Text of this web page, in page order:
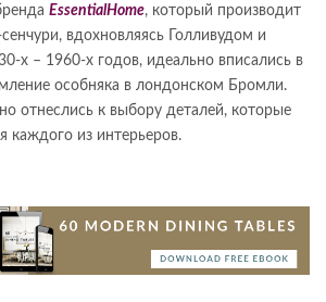
EssentialHome, который производит
вдохновляясь Голливудом и
х – 1960-х годов, идеально вписались в
особняка в лондонском Бромли.
отнеслись к выбору деталей, которые
каждого из интерьеров.